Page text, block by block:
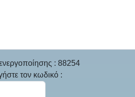
: 88254
τον κωδικό :